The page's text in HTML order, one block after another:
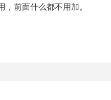
前面什么都不用加。